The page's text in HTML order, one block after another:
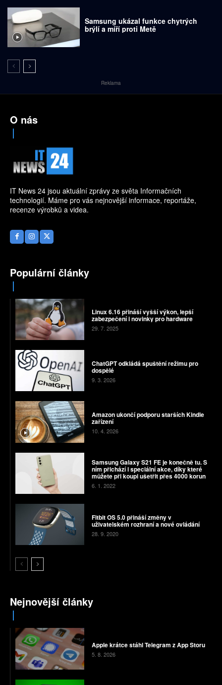
Samsung ukázal funkce chytrých
brýlí a míří proti Metě
Reklama
O nás
IT News 24 jsou aktuální zprávy ze světa Informačních
technologií. Máme pro vás nejnovější informace, reportáže,
recenze výrobků a videa.
Populární články
Linux 6.16 přináší vyšší výkon, lepší
zabezpečení i novinky pro hardware
29. 7. 2025
ChatGPT odkládá spuštění režimu pro
dospělé
9. 3. 2026
Amazon ukončí podporu starších Kindle
zařízení
10. 4. 2026
Samsung Galaxy S21 FE je konečně tu. S
ním přichází i speciální akce, díky které
můžete při koupi ušetřit přes 4000 korun
6. 1. 2022
Fitbit OS 5.0 přináší změny v
uživatelském rozhraní a nové ovládání
28. 9. 2020
Nejnovější články
Apple krátce stáhl Telegram z App Storu
5. 8. 2026